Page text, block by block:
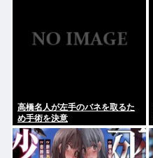
高橋名人が左手のバネを取るた
め手術を決意